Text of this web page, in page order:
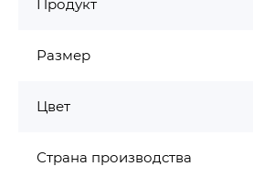
Продукт
Размер
Цвет
Страна производства